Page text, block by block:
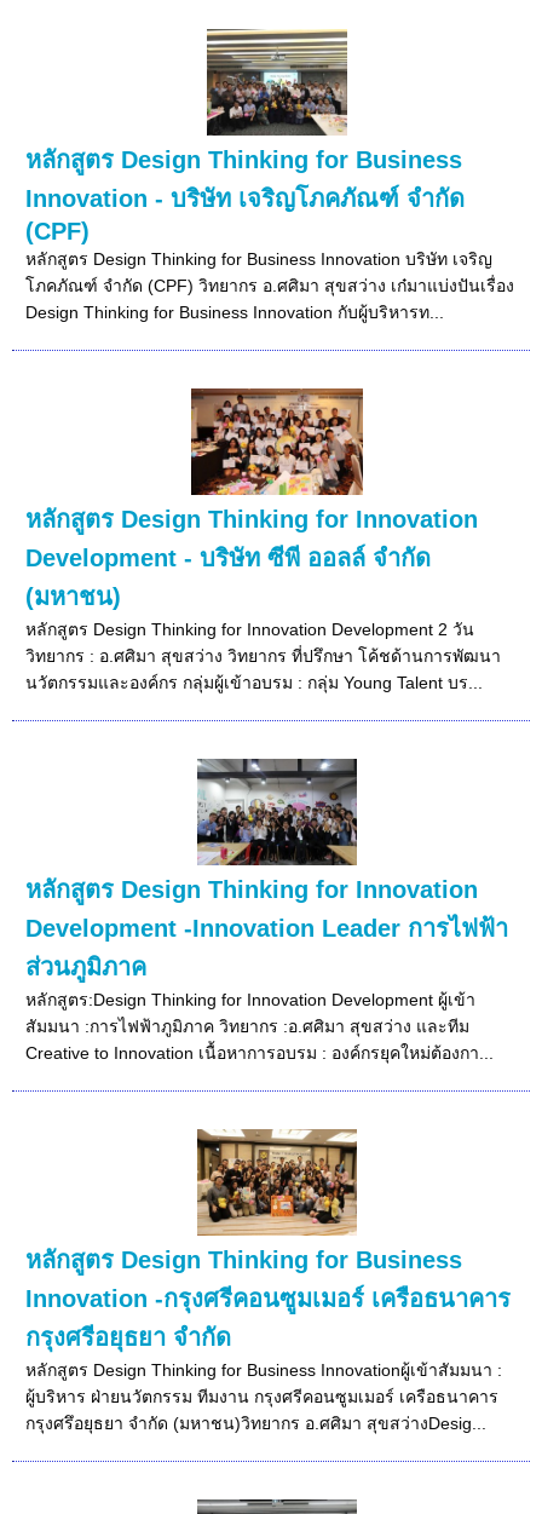
หลักสูตร Design Thinking for Business
Innovation - บริษัท เจริญโภคภัณฑ์ จำกัด
(CPF)
หลักสูตร Design Thinking for Business Innovation บริษัท เจริญ
โภคภัณฑ์ จำกัด (CPF) วิทยากร อ.ศศิมา สุขสว่าง เก๋มาแบ่งปันเรื่อง
Design Thinking for Business Innovation กับผู้บริหารท...
หลักสูตร Design Thinking for Innovation
Development - บริษัท ซีพี ออลล์ จำกัด
(มหาชน)
หลักสูตร Design Thinking for Innovation Development 2 วัน
วิทยากร : อ.ศศิมา สุขสว่าง วิทยากร ที่ปรึกษา โค้ชด้านการพัฒนา
นวัตกรรมและองค์กร กลุ่มผู้เข้าอบรม : กลุ่ม Young Talent บร...
หลักสูตร Design Thinking for Innovation
Development -Innovation Leader การไฟฟ้า
ส่วนภูมิภาค
หลักสูตร:Design Thinking for Innovation Development ผู้เข้า
สัมมนา :การไฟฟ้าภูมิภาค วิทยากร :อ.ศศิมา สุขสว่าง และทีม
Creative to Innovation เนื้อหาการอบรม : องค์กรยุคใหม่ต้องกา...
หลักสูตร Design Thinking for Business
Innovation -กรุงศรีคอนซูมเมอร์ เครือธนาคาร
กรุงศรีอยุธยา จำกัด
หลักสูตร Design Thinking for Business Innovationผู้เข้าสัมมนา :
ผู้บริหาร ฝ่ายนวัตกรรม ทีมงาน กรุงศรีคอนซูมเมอร์ เครือธนาคาร
กรุงศรึอยุธยา จำกัด (มหาชน)วิทยากร อ.ศศิมา สุขสว่างDesig...